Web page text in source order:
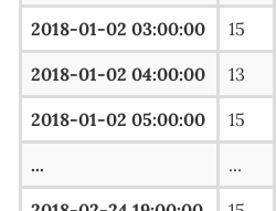
2018-01-02 03:00:00 15
2018-01-02 04:00:00 13
2018-01-02 05:00:00 15
... ...